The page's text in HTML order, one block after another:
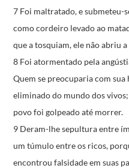
7 Foi maltratado, e submeteu-
como cordeiro levado ao
que a tosquiam,ele não abriu a
8 Foi atormentado pela
Quem se preocuparia com
eliminado do mundo dos vivos;
povofoi golpeado até morrer.
9 Deram-lhe sepultura entre
um túmulo entre os ricos,
encontrou falsidade em suas